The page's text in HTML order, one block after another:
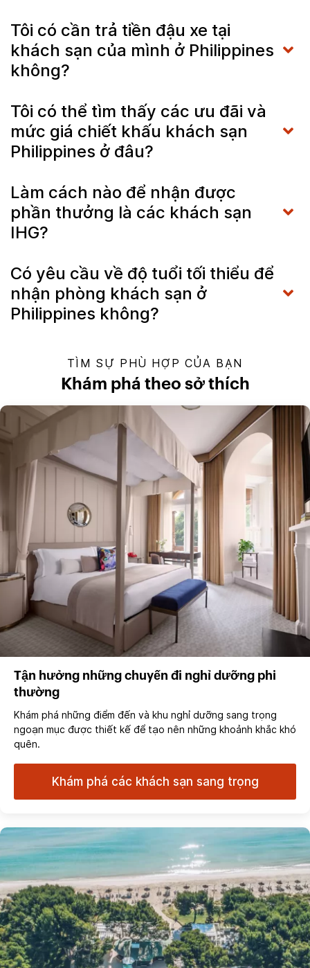
Tôi có cần trả tiền đậu xe tại
khách sạn của mình ở Philippines
không?
Tôi có thể tìm thấy các ưu đãi và
mức giá chiết khấu khách sạn
Philippines ở đâu?
Làm cách nào để nhận được
phần thưởng là các khách sạn
IHG?
Có yêu cầu về độ tuổi tối thiểu để
nhận phòng khách sạn ở
Philippines không?
TÌM SỰ PHÙ HỢP CỦA BẠN
Khám phá theo sở thích
Tận hưởng những chuyến đi nghỉ dưỡng phi
thường
Khám phá những điểm đến và khu nghỉ dưỡng sang trọng
ngoạn mục được thiết kế để tạo nên những khoảnh khắc khó
quên.
Khám phá các khách sạn sang trọng